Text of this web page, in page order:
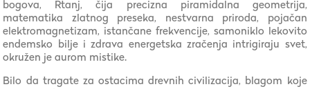
bogova, Rtanj, čija precizna piramidalna geometrija,
matematika zlatnog preseka, nestvarna priroda, pojačan
elektromagnetizam, istančane frekvencije, samoniklo lekovito
endemsko bilje i zdrava energetska zračenja intrigiraju svet,
okružen je aurom mistike.
Bilo da tragate za ostacima drevnih civilizacija, blagom koje